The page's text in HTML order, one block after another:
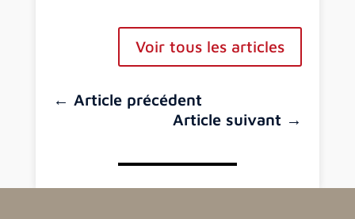
Voir tous les articles
←Article précédent
Article suivant →